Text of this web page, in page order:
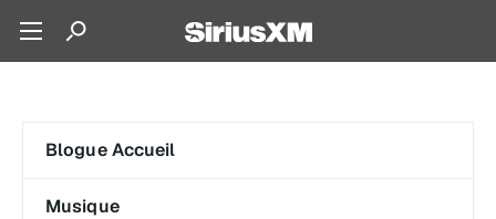
Blogue Accueil
Musique